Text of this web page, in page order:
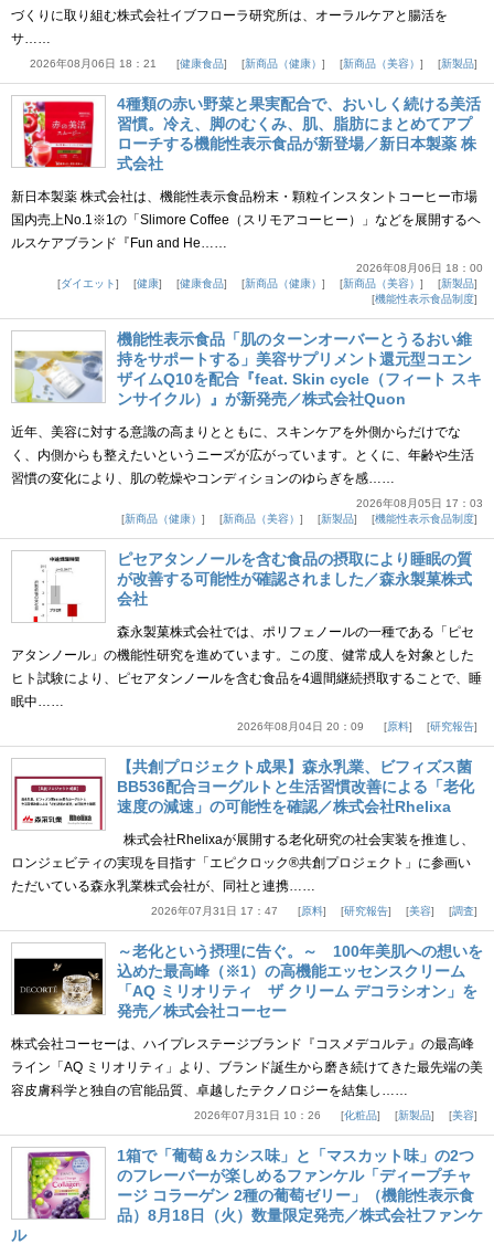
づくりに取り組む株式会社イブフローラ研究所は、オーラルケアと腸活を
サ……
2026年08月06日 18：21 健康食品 新商品（健康） 新商品（美容） 新製品
4種類の赤い野菜と果実配合で、おいしく続ける美活
習慣。冷え、脚のむくみ、肌、脂肪にまとめてアプ
ローチする機能性表示食品が新登場／新日本製薬 株
式会社
新日本製薬 株式会社は、機能性表示食品粉末・顆粒インスタントコーヒー市場
国内売上No.1※1の「Slimore Coffee（スリモアコーヒー）」などを展開するヘ
ルスケアブランド『Fun and He……
2026年08月06日 18：00
ダイエット
健康 健康食品 新商品（健康） 新商品（美容）
新製品
機能性表示食品制度
機能性表示食品「肌のターンオーバーとうるおい維
持をサポートする」美容サプリメント還元型コエン
ザイムQ10を配合『feat. Skin cycle（フィート スキ
ンサイクル）』が新発売／株式会社Quon
近年、美容に対する意識の高まりとともに、スキンケアを外側からだけでな
く、内側からも整えたいというニーズが広がっています。とくに、年齢や生活
習慣の変化により、肌の乾燥やコンディションのゆらぎを感……
2026年08月05日 17：03
新商品（健康）
新商品（美容） 新製品 機能性表示食品制度
ピセアタンノールを含む食品の摂取により睡眠の質
が改善する可能性が確認されました／森永製菓株式
会社
森永製菓株式会社では、ポリフェノールの一種である「ピセ
アタンノール」の機能性研究を進めています。この度、健常成人を対象とした
ヒト試験により、ピセアタンノールを含む食品を4週間継続摂取することで、睡
眠中……
2026年08月04日 20：09 原料 研究報告
【共創プロジェクト成果】森永乳業、ビフィズス菌
BB536配合ヨーグルトと生活習慣改善による「老化
速度の減速」の可能性を確認／株式会社Rhelixa
株式会社Rhelixaが展開する老化研究の社会実装を推進し、
ロンジェビティの実現を目指す「エピクロック®共創プロジェクト」に参画い
ただいている森永乳業株式会社が、同社と連携……
2026年07月31日 17：47 原料 研究報告 美容 調査
～老化という摂理に告ぐ。～ 100年美肌への想いを
込めた最高峰（※1）の高機能エッセンスクリーム
「AQ ミリオリティ ザ クリーム デコラシオン」を
発売／株式会社コーセー
株式会社コーセーは、ハイプレステージブランド『コスメデコルテ』の最高峰
ライン「AQ ミリオリティ」より、ブランド誕生から磨き続けてきた最先端の美
容皮膚科学と独自の官能品質、卓越したテクノロジーを結集し……
2026年07月31日 10：26 化粧品 新製品 美容
1箱で「葡萄＆カシス味」と「マスカット味」の2つ
のフレーバーが楽しめるファンケル「ディープチャ
ージ コラーゲン 2種の葡萄ゼリー」（機能性表示食
品）8月18日（火）数量限定発売／株式会社ファンケ
ル